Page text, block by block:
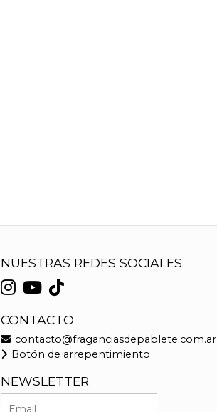
NUESTRAS REDES SOCIALES
CONTACTO
contacto@fraganciasdepablete.com.ar
Botón de arrepentimiento
NEWSLETTER